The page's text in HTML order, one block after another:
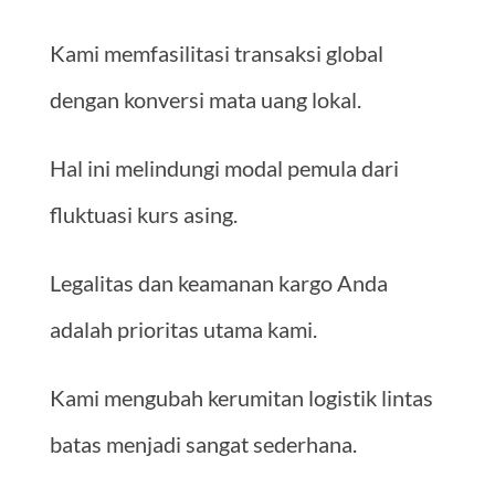
Kami memfasilitasi transaksi global
dengan konversi mata uang lokal.
Hal ini melindungi modal pemula dari
fluktuasi kurs asing.
Legalitas dan keamanan kargo Anda
adalah prioritas utama kami.
Kami mengubah kerumitan logistik lintas
batas menjadi sangat sederhana.